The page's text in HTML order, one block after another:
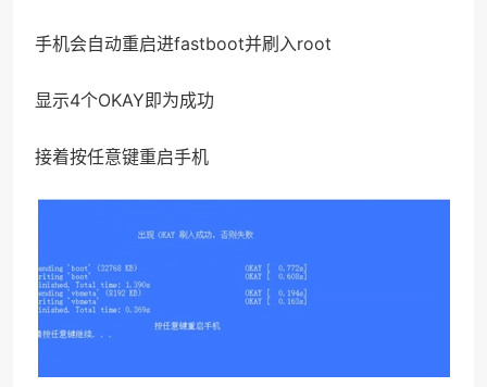
手机会自动重启进fastboot并刷入root
显示4个OKAY即为成功
接着按任意键重启手机